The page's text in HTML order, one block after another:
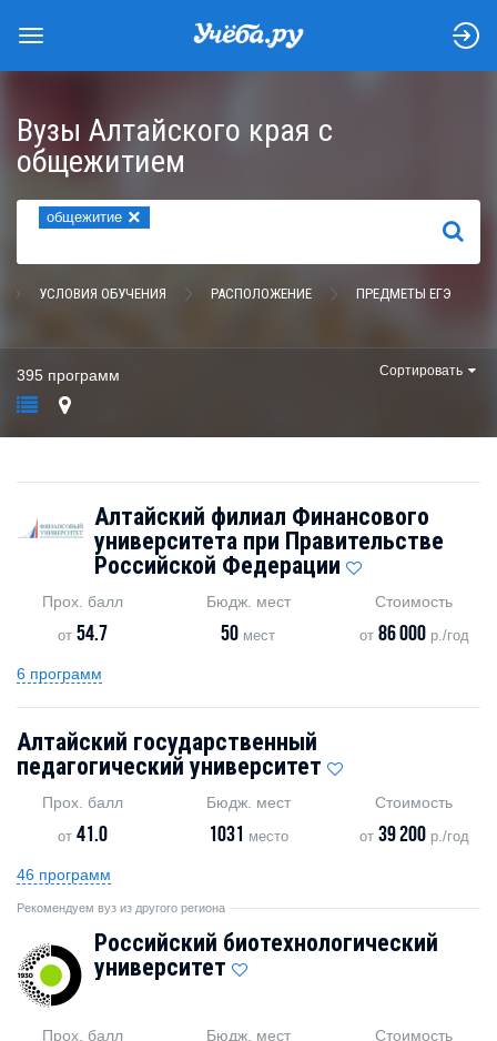
Вузы Алтайского края с
общежитием
общежитие ×
НАЙТИ
УСЛОВИЯ ОБУЧЕНИЯ РАСПОЛОЖЕНИЕ ПРЕДМЕТЫ ЕГЭ
395 программ Сортировать
Алтайский филиал Финансового
университета при Правительстве
Российской Федерации
Прох. балл
от54.7
Бюдж. мест
50 мест
Стоимость
от 86 000р./год
6 программ
Алтайский государственный
педагогический университет
Прох. балл
от41.0
Бюдж. мест
1031 место
Стоимость
от 39 200р./год
46 программ
Рекомендуем вуз из другого региона
Российский биотехнологический
университет
Прох. балл Бюдж. мест Стоимость